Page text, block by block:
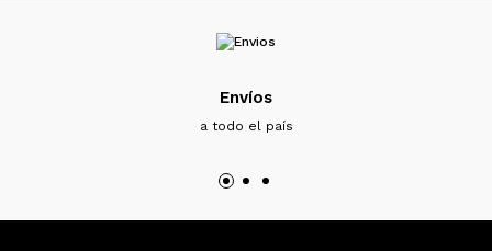
Envíos
a todo el país